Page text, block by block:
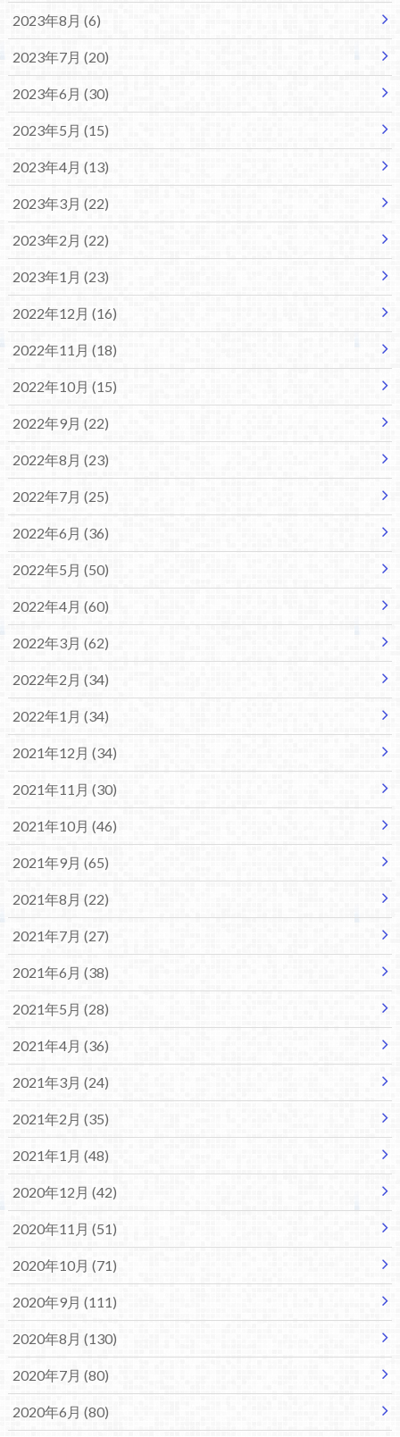
2023年8月 (6)
2023年7月 (20)
2023年6月 (30)
2023年5月 (15)
2023年4月 (13)
2023年3月 (22)
2023年2月 (22)
2023年1月 (23)
2022年12月 (16)
2022年11月 (18)
2022年10月 (15)
2022年9月 (22)
2022年8月 (23)
2022年7月 (25)
2022年6月 (36)
2022年5月 (50)
2022年4月 (60)
2022年3月 (62)
2022年2月 (34)
2022年1月 (34)
2021年12月 (34)
2021年11月 (30)
2021年10月 (46)
2021年9月 (65)
2021年8月 (22)
2021年7月 (27)
2021年6月 (38)
2021年5月 (28)
2021年4月 (36)
2021年3月 (24)
2021年2月 (35)
2021年1月 (48)
2020年12月 (42)
2020年11月 (51)
2020年10月 (71)
2020年9月 (111)
2020年8月 (130)
2020年7月 (80)
2020年6月 (80)